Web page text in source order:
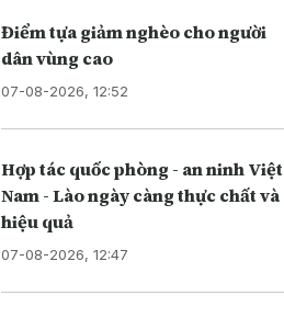
Điểm tựa giảm nghèo cho người
dân vùng cao
07-08-2026, 12:52
Hợp tác quốc phòng - an ninh Việt
Nam - Lào ngày càng thực chất và
hiệu quả
07-08-2026, 12:47